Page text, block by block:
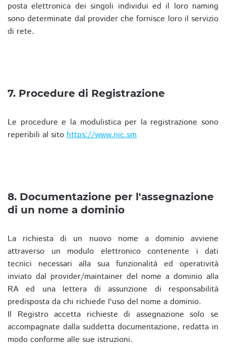
posta elettronica dei singoli individui ed il loro naming
sono determinate dal provider che fornisce loro il servizio
di rete.
7. Procedure di Registrazione
Le procedure e la modulistica per la registrazione sono
reperibili al sito https://www.nic.sm
8. Documentazione per l'assegnazione
di un nome a dominio
La richiesta di un nuovo nome a dominio avviene
attraverso un modulo elettronico contenente i dati
tecnici necessari alla sua funzionalità ed operatività
inviato dal provider/maintainer del nome a dominio alla
RA ed una lettera di assunzione di responsabilità
predisposta da chi richiede l'uso del nome a dominio.
Il Registro accetta richieste di assegnazione solo se
accompagnate dalla suddetta documentazione, redatta in
modo conforme alle sue istruzioni.